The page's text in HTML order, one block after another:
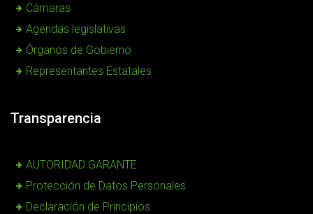
Cámaras
Agendas legislativas
Órganos de Gobierno
Representantes Estatales
Transparencia
AUTORIDAD GARANTE
Protección de Datos Personales
Declaración de Principios